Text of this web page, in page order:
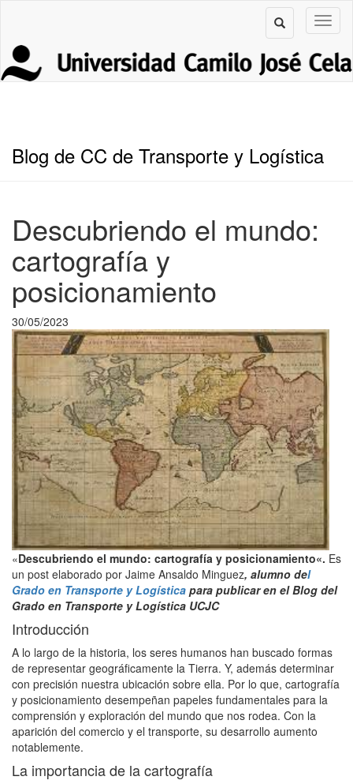
Blog de CC de Transporte y Logística
Descubriendo el mundo:
cartografía y
posicionamiento
30/05/2023
«Descubriendo el mundo: cartografía y posicionamiento«. Es
un post elaborado por Jaime Ansaldo Minguez, alumno del
Grado en Transporte y Logística para publicar en el Blog del
Grado en Transporte y Logística UCJC
Introducción
A lo largo de la historia, los seres humanos han buscado formas
de representar geográficamente la Tierra. Y, además determinar
con precisión nuestra ubicación sobre ella. Por lo que, cartografía
y posicionamiento desempeñan papeles fundamentales para la
comprensión y exploración del mundo que nos rodea. Con la
aparición del comercio y el transporte, su desarrollo aumento
notablemente.
La importancia de la cartografía